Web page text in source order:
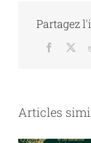
Partagez
Facebook
Articles
Un Temps
Berceau